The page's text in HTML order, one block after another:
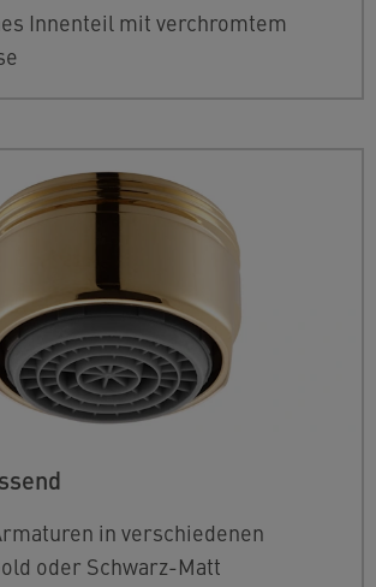
Innenteil mit verchromtem
in verschiedenen
oder Schwarz-Matt